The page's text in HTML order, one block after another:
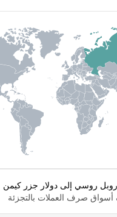
روسي إلى دولار جزر كيمن
صرف العملات بالتجزئة